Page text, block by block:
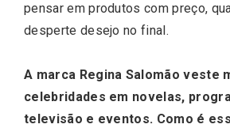
pensar em produtos com preço,
desperte desejo no final.
A marca Regina Salomão veste
celebridades em novelas,
televisão e eventos. Como é